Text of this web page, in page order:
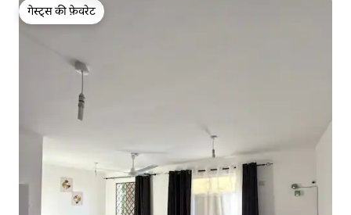
गेस्ट्स की फ़ेवरेट
गेस्ट्स की फ़ेवरेट